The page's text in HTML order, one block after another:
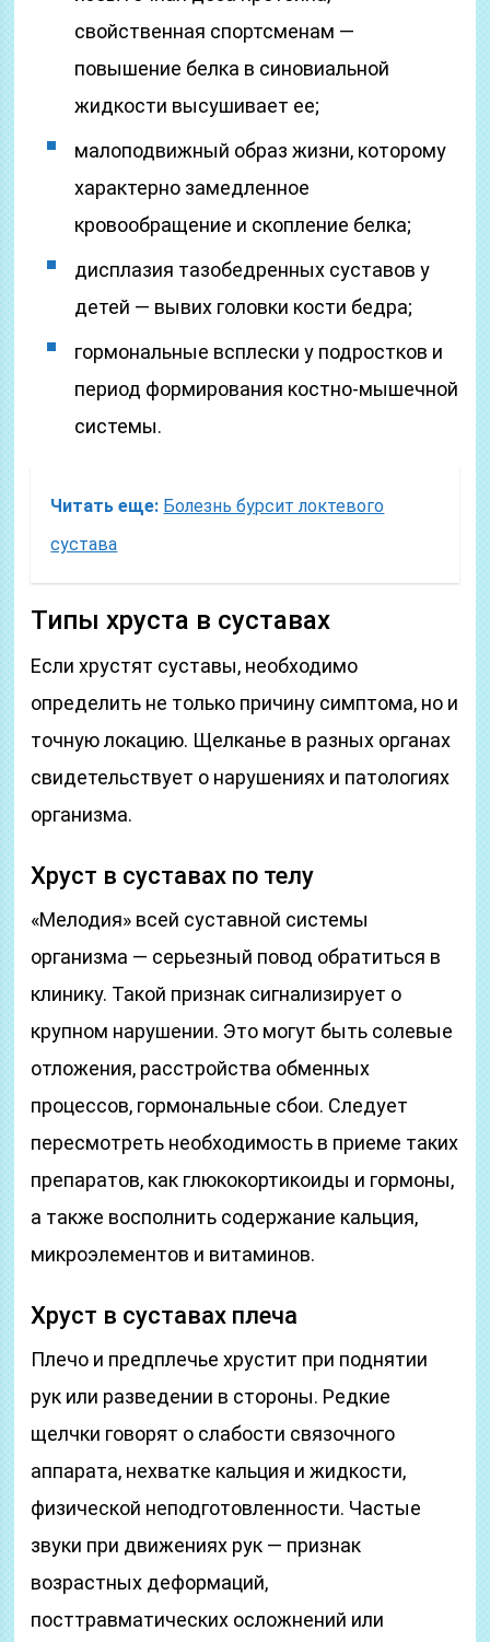
свойственная спортсменам —
повышение белка в синовиальной
жидкости высушивает ее;
малоподвижный образ жизни, которому
характерно замедленное
кровообращение и скопление белка;
дисплазия тазобедренных суставов у
детей — вывих головки кости бедра;
гормональные всплески у подростков и
период формирования костно-мышечной
системы.
Читать еще: Болезнь бурсит локтевого
сустава
Типы хруста в суставах
Если хрустят суставы, необходимо
определить не только причину симптома, но и
точную локацию. Щелканье в разных органах
свидетельствует о нарушениях и патологиях
организма.
Хруст в суставах по телу
«Мелодия» всей суставной системы
организма — серьезный повод обратиться в
клинику. Такой признак сигнализирует о
крупном нарушении. Это могут быть солевые
отложения, расстройства обменных
процессов, гормональные сбои. Следует
пересмотреть необходимость в приеме таких
препаратов, как глюкокортикоиды и гормоны,
а также восполнить содержание кальция,
микроэлементов и витаминов.
Хруст в суставах плеча
Плечо и предплечье хрустит при поднятии
рук или разведении в стороны. Редкие
щелчки говорят о слабости связочного
аппарата, нехватке кальция и жидкости,
физической неподготовленности. Частые
звуки при движениях рук — признак
возрастных деформаций,
посттравматических осложнений или